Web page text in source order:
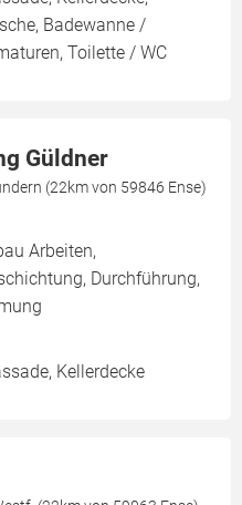
Badewanne /
Toilette / WC
Güldner
(22km von 59846 Ense)
Arbeiten,
Durchführung,
Kellerdecke